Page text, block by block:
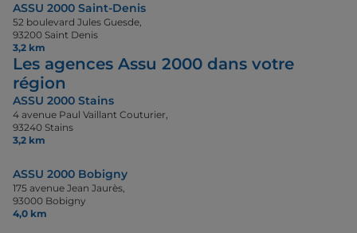
ASSU 2000 Saint-Denis
52 boulevard Jules Guesde,
93200 Saint Denis
3,2 km
Les agences Assu 2000 dans votre
région
ASSU 2000 Stains
4 avenue Paul Vaillant Couturier,
93240 Stains
3,2 km
ASSU 2000 Bobigny
175 avenue Jean Jaurès,
93000 Bobigny
4,0 km